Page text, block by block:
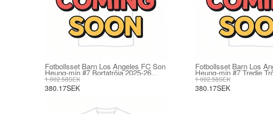
Fotbollsset Barn Los Angeles FC Son
Heung-min #7 Bortatröja 2025-26
Mini-Kit Kortärmad (+ korta byxor)
1 002.58SEK
380.17SEK
Fotbollsset Barn Los
Heung-min #7 Tredje
Mini-Kit Kortärmad (+
1 002.58SEK
380.17SEK